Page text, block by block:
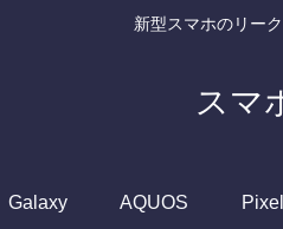
新型スマホのリー
スマ
Galaxy AQUOS Pixel